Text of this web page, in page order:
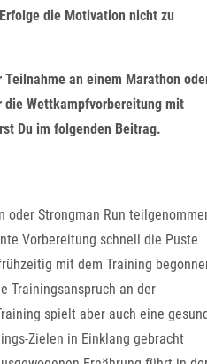
die Motivation nicht zu
Teilnahme an einem Marathon
die Wettkampfvorbereitung mit
Du im folgenden Beitrag.
oder Strongman Run
Vorbereitung schnell die Puste
mit dem Training
Trainingsanspruch an der
spielt aber auch eine
Zielen in Einklang gebracht